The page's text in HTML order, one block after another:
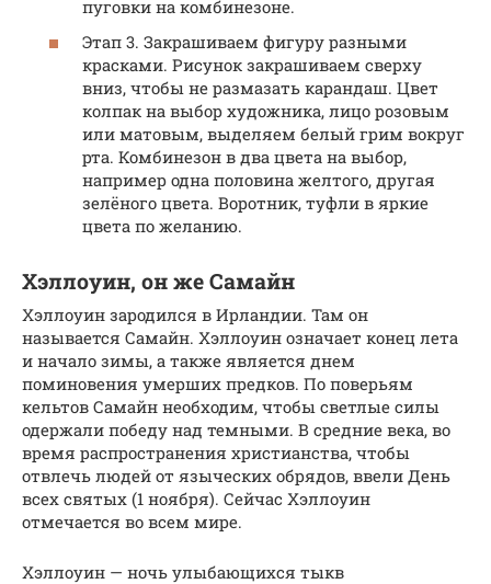
пуговки на комбинезоне.
Этап 3. Закрашиваем фигуру разными
красками. Рисунок закрашиваем сверху
вниз, чтобы не размазать карандаш. Цвет
колпак на выбор художника, лицо розовым
или матовым, выделяем белый грим вокруг
рта. Комбинезон в два цвета на выбор,
например одна половина желтого, другая
зелёного цвета. Воротник, туфли в яркие
цвета по желанию.
Хэллоуин, он же Самайн
Хэллоуин зародился в Ирландии. Там он
называется Самайн. Хэллоуин означает конец лета
и начало зимы, а также является днем
поминовения умерших предков. По поверьям
кельтов Самайн необходим, чтобы светлые силы
одержали победу над темными. В средние века, во
время распространения христианства, чтобы
отвлечь людей от языческих обрядов, ввели День
всех святых (1 ноября). Сейчас Хэллоуин
отмечается во всем мире.
Хэллоуин — ночь улыбающихся тыкв